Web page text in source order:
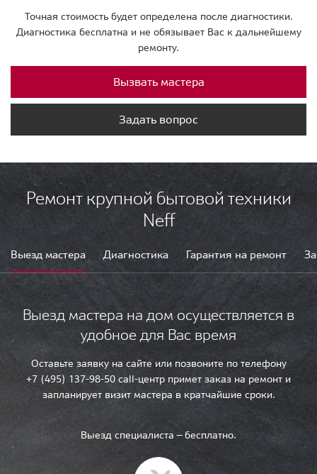
Точная стоимость будет определена после диагностики.
Диагностика бесплатна и не обязывает Вас к дальнейшему
ремонту.
Вызвать мастера
Задать вопрос
Ремонт крупной бытовой техники
Neff
Выезд мастера Диагностика Гарантия на ремонт
Выезд мастера на дом осуществляется в
удобное для Вас время
Оставьте заявку на сайте или позвоните по телефону
+7 (495) 137-98-50 call-центр примет заказ на ремонт и
запланирует визит мастера в кратчайшие сроки.
Выезд специалиста — бесплатно.